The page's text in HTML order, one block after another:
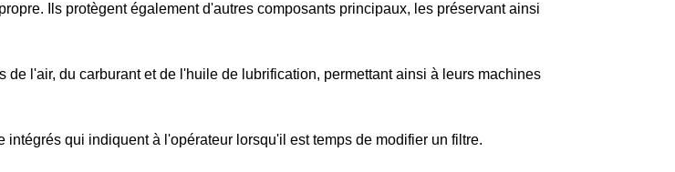
Ils protègent également d'autres composants principaux, les préservant ainsi
l'air, du carburant et de l'huile de lubrification, permettant ainsi à leurs machines
qui indiquent à l'opérateur lorsqu'il est temps de modifier un filtre.